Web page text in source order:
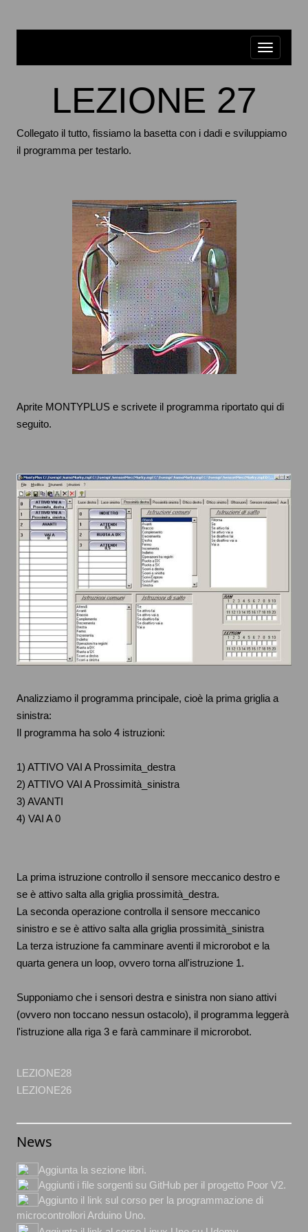
LEZIONE 27
Collegato il tutto, fissiamo la basetta con i dadi e sviluppiamo
il programma per testarlo.
Aprite MONTYPLUS e scrivete il programma riportato qui di
seguito.
Analizziamo il programma principale, cioè la prima griglia a
sinistra:
Il programma ha solo 4 istruzioni:
1) ATTIVO VAI A Prossimita_destra
2) ATTIVO VAI A Prossimità_sinistra
3) AVANTI
4) VAI A 0
La prima istruzione controllo il sensore meccanico destro e
se è attivo salta alla griglia prossimità_destra.
La seconda operazione controlla il sensore meccanico
sinistro e se è attivo salta alla griglia prossimità_sinistra
La terza istruzione fa camminare aventi il microrobot e la
quarta genera un loop, ovvero torna all'istruzione 1.
Supponiamo che i sensori destra e sinistra non siano attivi
(ovvero non toccano nessun ostacolo), il programma leggerà
l'istruzione alla riga 3 e farà camminare il microrobot.
LEZIONE28
LEZIONE26
News
Aggiunta la sezione libri.
Aggiunti i file sorgenti su GitHub per il progetto Poor V2.
Aggiunto il link sul corso per la programmazione di
microcontrollori Arduino Uno.